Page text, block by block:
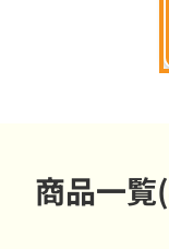
商品一覧